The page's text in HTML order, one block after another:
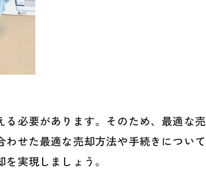
必要があります。そのため、最適な
せた最適な売却方法や手続きについ
実現しましょう。